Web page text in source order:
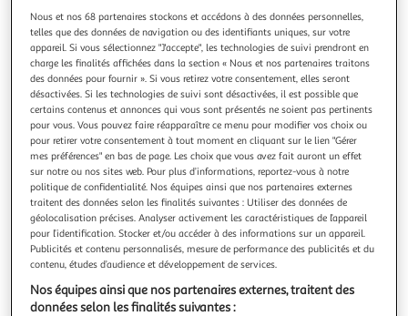
HOMEA
Lot de 3 éponges antibactérien 18cm naturel
Informations Techniques : Dimensions : L. 18 x l. 8 cm
Matière : Fibres de Bambou Spécificités : Pratique & Utile
Lot de 3 Éponges Antibactérien Facile d'entretien &
d'utilisation Couleur : Naturel
En savoir +
Vous voulez connaître le prix de ce produit ?
Afficher le prix
Nous et nos 68 partenaires stockons et accédons à des données personnelles,
telles que des données de navigation ou des identifiants uniques, sur votre
appareil. Si vous sélectionnez "J'accepte", les technologies de suivi prendront en
charge les finalités affichées dans la section « Nous et nos partenaires traitons
des données pour fournir ». Si vous retirez votre consentement, elles seront
désactivées. Si les technologies de suivi sont désactivées, il est possible que
certains contenus et annonces qui vous sont présentés ne soient pas pertinents
pour vous. Vous pouvez faire réapparaître ce menu pour modifier vos choix ou
pour retirer votre consentement à tout moment en cliquant sur le lien "Gérer
mes préférences" en bas de page. Les choix que vous avez fait auront un effet
sur notre ou nos sites web. Pour plus d’informations, reportez-vous à notre
politique de confidentialité. Nos équipes ainsi que nos partenaires externes
traitent des données selon les finalités suivantes : Utiliser des données de
géolocalisation précises. Analyser activement les caractéristiques de l’appareil
pour l’identification. Stocker et/ou accéder à des informations sur un appareil.
Publicités et contenu personnalisés, mesure de performance des publicités et du
contenu, études d’audience et développement de services.
Nos équipes ainsi que nos partenaires externes, traitent des
données selon les finalités suivantes :